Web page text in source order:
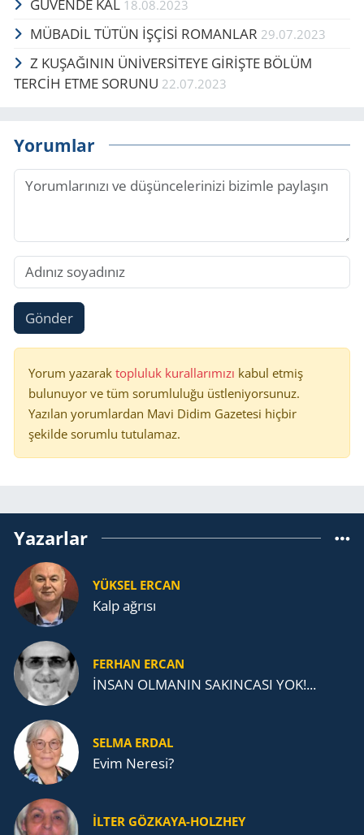
GÜ­VEN­DE KAL 18.08.2023
MÜBADİL TÜTÜN İŞÇİSİ ROMANLAR 29.07.2023
Z KUŞAĞININ ÜNİVERSİTEYE GİRİŞTE BÖLÜM
TERCİH ETME SORUNU 22.07.2023
Yorumlar
Gönder
Yorum yazarak topluluk kurallarımızı kabul etmiş
bulunuyor ve tüm sorumluluğu üstleniyorsunuz.
Yazılan yorumlardan Mavi Didim Gazetesi hiçbir
şekilde sorumlu tutulamaz.
Yazarlar
YÜKSEL ERCAN
Kalp ağrısı
FERHAN ERCAN
İNSAN OLMANIN SAKINCASI YOK!...
SELMA ERDAL
Evim Neresi?
İLTER GÖZKAYA-HOLZHEY